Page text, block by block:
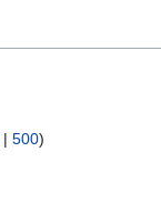
| 500)